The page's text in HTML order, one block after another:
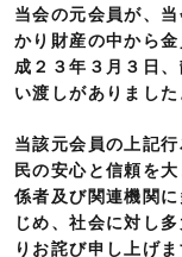
当会の元会員が、
かり財産の中から
成２３年３月３日
い渡しがありました
当該元会員の上記
民の安心と信頼を
係者及び関連機関
じめ、社会に対し
りお詫び申し上げま